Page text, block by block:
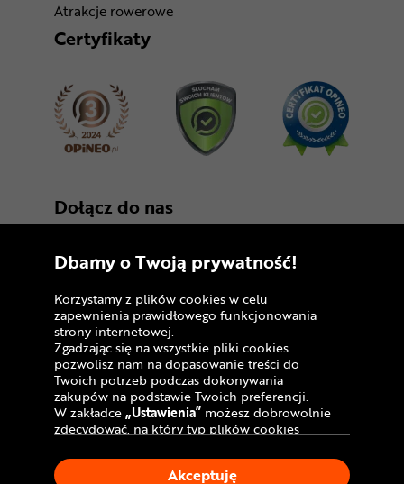
Atrakcje rowerowe
Certyfikaty
Dołącz do nas
Copyright © 2005 - 2026
Polityka prywatności i zasady korzystania z
serwisu
Informacja o plikach cookies
Mapa witryny
Dbamy o Twoją prywatność!
Korzystamy z plików cookies w celu
zapewnienia prawidłowego funkcjonowania
strony internetowej.
Zgadzając się na wszystkie pliki cookies
pozwolisz nam na dopasowanie treści do
Twoich potrzeb podczas dokonywania
zakupów na podstawie Twoich preferencji.
W zakładce„Ustawienia” możesz dobrowolnie
zdecydować, na który typ plików cookies
Klikając„Akceptuję”, wyrażasz zgodę na
stosowanie ciasteczek zgodnie z ustawieniami
Akceptuję